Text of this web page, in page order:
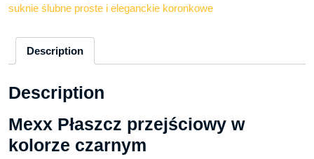
suknie ślubne proste i eleganckie koronkowe
Description
Description
Mexx Płaszcz przejściowy w
kolorze czarnym